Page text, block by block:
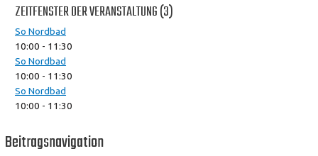
ZEITFENSTER DER VERANSTALTUNG (3)
So Nordbad
10:00 - 11:30
So Nordbad
10:00 - 11:30
So Nordbad
10:00 - 11:30
Beitragsnavigation